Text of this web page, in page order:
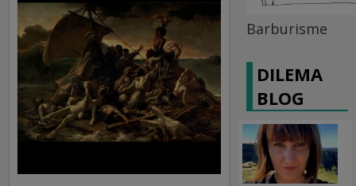
Barburisme
DILEMA
BLOG